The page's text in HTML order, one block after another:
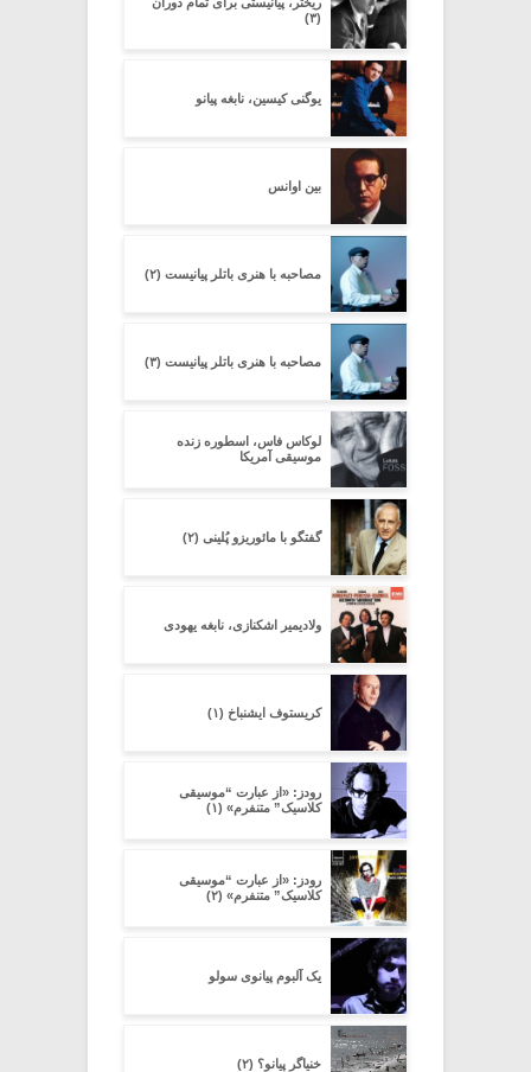
(۳)
یوگنی کیسین، نابغه پیانو
بین اوانس
مصاحبه با هنری باتلر پیانیست (۲)
مصاحبه با هنری باتلر پیانیست (۳)
لوکاس فاس، اسطوره زنده
موسیقی آمریکا
گفتگو با مائوریزو پُلینی (۲)
ولادیمیر اشکنازی، نابغه یهودی
کریستوف ایشنباخ (۱)
رودز: «از عبارت “موسیقی
کلاسیک” متنفرم» (۱)
رودز: «از عبارت “موسیقی
کلاسیک” متنفرم» (۲)
یک آلبوم پیانوی سولو
خنیاگر پیانو؟ (۲)